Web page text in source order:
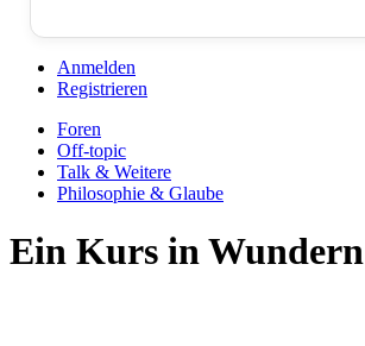
Anmelden
Registrieren
Foren
Off-topic
Talk & Weitere
Philosophie & Glaube
Ein Kurs in Wundern